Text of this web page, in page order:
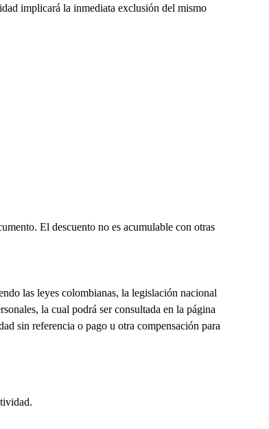
implicará la inmediata exclusión del mismo
El descuento no es acumulable con otras
las leyes colombianas, la legislación nacional
la cual podrá ser consultada en la página
sin referencia o pago u otra compensación para